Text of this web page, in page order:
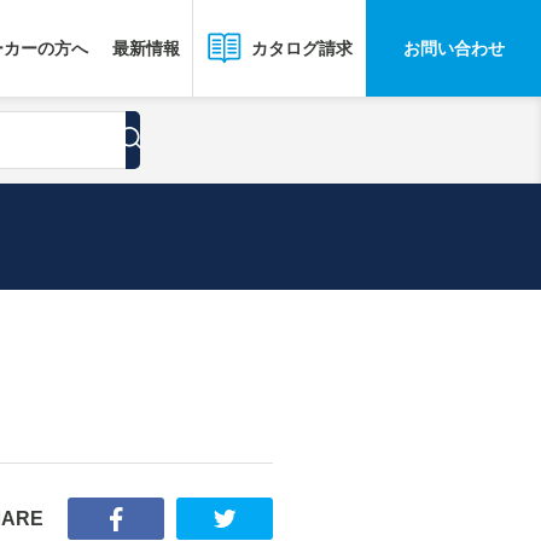
ーの方へ 最新情報 カタログ請求 お問い合わせ